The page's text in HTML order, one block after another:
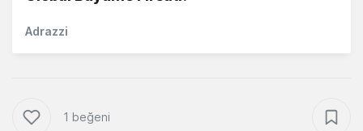
Adrazzi
1 beğeni